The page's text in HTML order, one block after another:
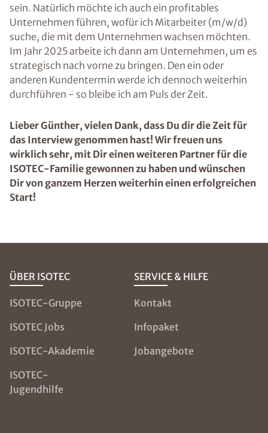
sein. Natürlich möchte ich auch ein profitables
Unternehmen führen, wofür ich Mitarbeiter (m/w/d)
suche, die mit dem Unternehmen wachsen möchten.
Im Jahr 2025 arbeite ich dann am Unternehmen, um es
strategisch nach vorne zu bringen. Den ein oder
anderen Kundentermin werde ich dennoch weiterhin
durchführen - so bleibe ich am Puls der Zeit.
Lieber Günther, vielen Dank, dass Du dir die Zeit für
das Interview genommen hast! Wir freuen uns
wirklich sehr, mit Dir einen weiteren Partner für die
ISOTEC-Familie gewonnen zu haben und wünschen
Dir von ganzem Herzen weiterhin einen erfolgreichen
Start!
ÜBER ISOTEC
ISOTEC-Gruppe
ISOTEC Jobs
ISOTEC-Akademie
ISOTEC-
Jugendhilfe
SERVICE & HILFE
Kontakt
Infopaket
Jobangebote